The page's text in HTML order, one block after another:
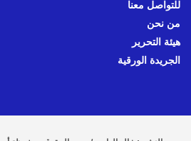
للتواصل معنا
من نحن
هيئة التحرير
الجريدة الورقية